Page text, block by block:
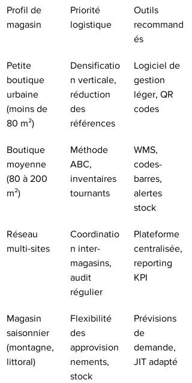
Profil de
magasin
Priorité
logistique
Outils
recommand
és
Petite
boutique
urbaine
(moins de
80 m²)
Densificatio
n verticale,
réduction
des
références
Logiciel de
gestion
léger, QR
codes
Boutique
moyenne
(80 à 200
m²)
Méthode
ABC,
inventaires
tournants
WMS,
codes-
barres,
alertes
stock
Réseau
multi-sites
Coordinatio
n inter-
magasins,
audit
régulier
Plateforme
centralisée,
reporting
KPI
Magasin
saisonnier
(montagne,
littoral)
Flexibilité
des
approvision
nements,
stock
Prévisions
de
demande,
JIT adapté